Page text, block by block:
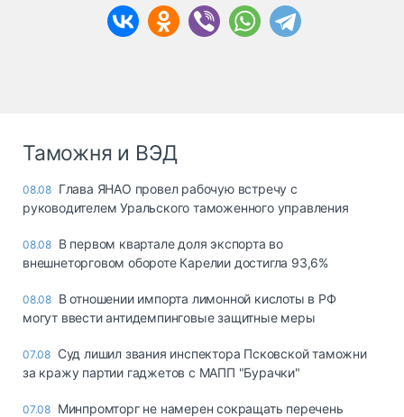
Таможня и ВЭД
08.08 Глава ЯНАО провел рабочую встречу с
руководителем Уральского таможенного управления
08.08 В первом квартале доля экспорта во
внешнеторговом обороте Карелии достигла 93,6%
08.08 В отношении импорта лимонной кислоты в РФ
могут ввести антидемпинговые защитные меры
07.08 Суд лишил звания инспектора Псковской таможни
за кражу партии гаджетов с МАПП "Бурачки"
07.08 Минпромторг не намерен сокращать перечень